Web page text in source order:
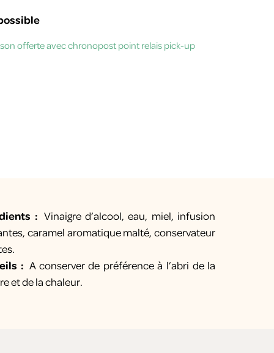
offerte avec chronopost point relais pick-up
: Vinaigre d’alcool, eau, miel, infusion
caramel aromatique malté, conservateur
: A conserver de préférence à l’abri de la
et de la chaleur.